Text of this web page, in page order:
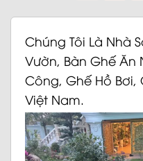
Chúng Tôi Là Nhà
Vườn, Bàn Ghế Ăn
Công, Ghế Hồ Bơi,
Việt Nam.